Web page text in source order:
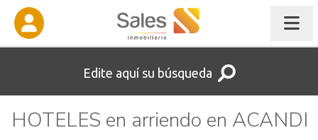
Edite aquí su búsqueda
HOTELES en arriendo en ACANDI